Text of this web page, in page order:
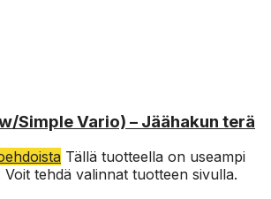
Simple Vario) – Jäähakun terä
Tällä tuotteella on useampi
Voit tehdä valinnat tuotteen sivulla.